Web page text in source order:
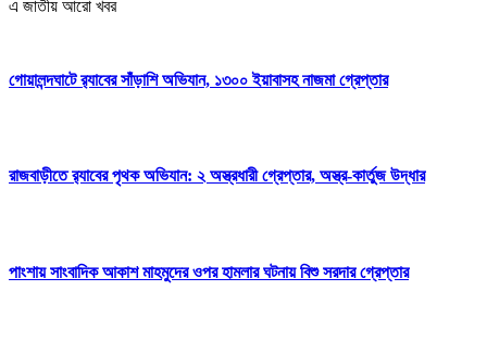
এ জাতীয় আরো খবর
গোয়ালন্দঘাটে র‌্যাবের সাঁড়াশি অভিযান, ১৩০০ ইয়াবাসহ নাজমা গ্রেপ্তার
রাজবাড়ীতে র‌্যাবের পৃথক অভিযান: ২ অস্ত্রধারী গ্রেপ্তার, অস্ত্র-কার্তুজ উদ্ধার
পাংশায় সাংবাদিক আকাশ মাহমুদের ওপর হামলার ঘটনায় বিশু সরদার গ্রেপ্তার